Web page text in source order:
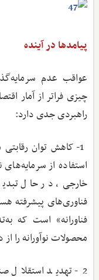
پیامدها در آینده
عواقب عدم
چیزی فراتر از آمار
راهبردی جدی دارد:
1- کاهش توان
استفاده از
خارجی، در حال
فناوری‌های پیشرفته
فناورانه» است که
محصولات نوآورانه را
2- تهدید استقلال